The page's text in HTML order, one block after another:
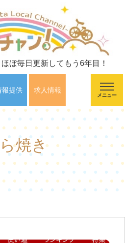
ぼ毎日更新してもう6年目！
報提供 求人情報
メニュー
焼き